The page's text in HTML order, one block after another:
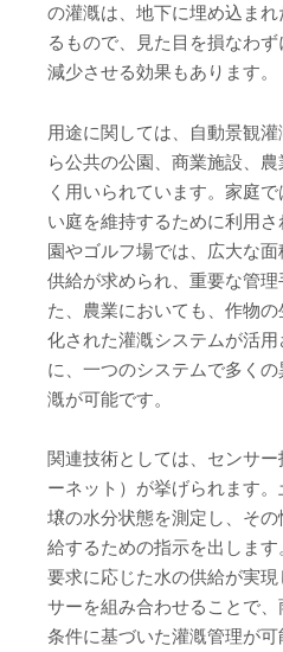
の灌漑は、地下に埋め込ま
るもので、見た目を損なわ
減少させる効果もあります。
用途に関しては、自動景観
ら公共の公園、商業施設、
く用いられています。家庭
い庭を維持するために利用
園やゴルフ場では、広大な
供給が求められ、重要な管
た、農業においても、作物
化された灌漑システムが活
に、一つのシステムで多く
漑が可能です。
関連技術としては、センサ
ーネット）が挙げられます
壌の水分状態を測定し、そ
給するための指示を出しま
要求に応じた水の供給が実
サーを組み合わせることで
条件に基づいた灌漑管理が